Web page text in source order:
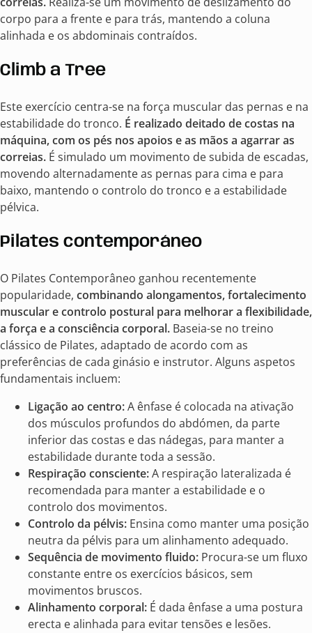
corpo para a frente e para trás, mantendo a coluna
alinhada e os abdominais contraídos.
Climb a Tree
Este exercício centra-se na força muscular das pernas e na
estabilidade do tronco. É realizado deitado de costas na
máquina, com os pés nos apoios e as mãos a agarrar as
correias. É simulado um movimento de subida de escadas,
movendo alternadamente as pernas para cima e para
baixo, mantendo o controlo do tronco e a estabilidade
pélvica.
Pilates contemporáneo
O Pilates Contemporâneo ganhou recentemente
popularidade, combinando alongamentos, fortalecimento
muscular e controlo postural para melhorar a flexibilidade,
a força e a consciência corporal. Baseia-se no treino
clássico de Pilates, adaptado de acordo com as
preferências de cada ginásio e instrutor. Alguns aspetos
fundamentais incluem:
Ligação ao centro:A ênfase é colocada na ativação
dos músculos profundos do abdómen, da parte
inferior das costas e das nádegas, para manter a
estabilidade durante toda a sessão.
Respiração consciente:A respiração lateralizada é
recomendada para manter a estabilidade e o
controlo dos movimentos.
Controlo da pélvis: Ensina como manter uma posição
neutra da pélvis para um alinhamento adequado.
Sequência de movimento fluido: Procura-se um fluxo
constante entre os exercícios básicos, sem
movimentos bruscos.
Alinhamento corporal: É dada ênfase a uma postura
erecta e alinhada para evitar tensões e lesões.